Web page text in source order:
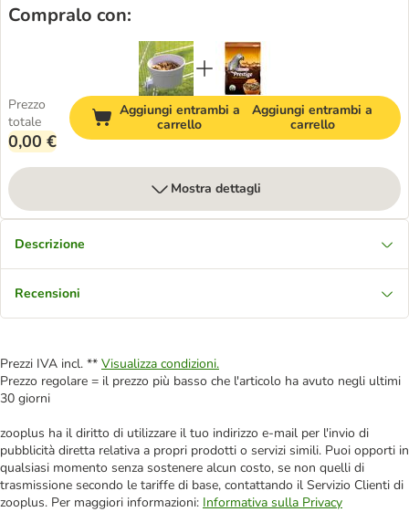
Compralo con:
Prezzo
totale
0,00 €
Aggiungi entrambi a
carrello
Aggiungi entrambi a
carrello
Mostra dettagli
Descrizione
Recensioni
Prezzi IVA incl. ** Visualizza condizioni.
Prezzo regolare = il prezzo più basso che l'articolo ha avuto negli ultimi
30 giorni
zooplus ha il diritto di utilizzare il tuo indirizzo e-mail per l'invio di
pubblicità diretta relativa a propri prodotti o servizi simili. Puoi opporti in
qualsiasi momento senza sostenere alcun costo, se non quelli di
trasmissione secondo le tariffe di base, contattando il Servizio Clienti di
zooplus. Per maggiori informazioni: Informativa sulla Privacy